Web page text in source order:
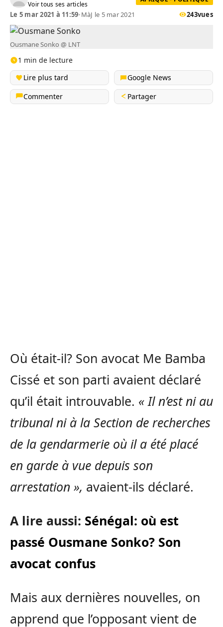
Voir tous ses articles
Le 5 mar 2021 à 11:59•MàJ le 5 mar 2021 243vues
Ousmane Sonko @ LNT
1 min de lecture
Lire plus tard
Google News
Commenter
Partager
Où était-il? Son avocat Me Bamba
Cissé et son parti avaient déclaré
qu’il était introuvable. « Il n’est ni au
tribunal ni à la Section de recherches
de la gendarmerie où il a été placé
en garde à vue depuis son
arrestation », avaient-ils déclaré.
A lire aussi: Sénégal: où est
passé Ousmane Sonko? Son
avocat confus
Mais aux dernières nouvelles, on
apprend que l’opposant vient de